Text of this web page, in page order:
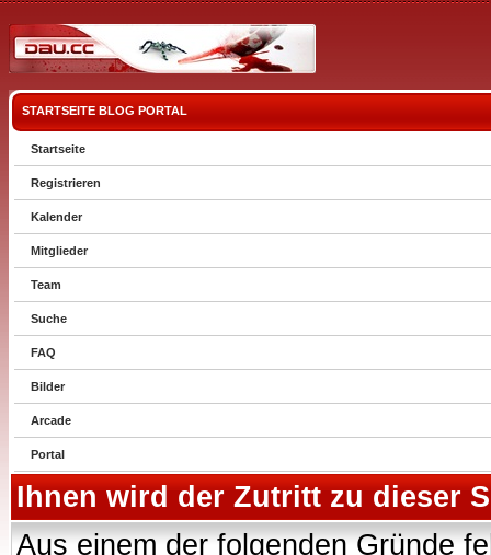
STARTSEITE BLOG PORTAL
Startseite
Registrieren
Kalender
Mitglieder
Team
Suche
FAQ
Bilder
Arcade
Portal
Ihnen wird der Zutritt zu dieser
Aus einem der folgenden Gründe